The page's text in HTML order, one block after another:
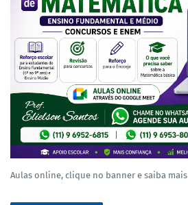
Aulas online, clique no banner e saiba mais